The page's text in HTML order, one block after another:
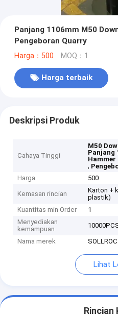
Panjang 1106mm M50
Pengeboran Quarry
Harga：500 MOQ：1
Harga terbaik
Deskripsi Produk
Cahaya Tinggi
M50
Panjang
Hammer
,
Harga
500
Kemasan rincian
Karton +
plastik)
Kuantitas min Order
1
Menyediakan
kemampuan
Nama merek SOLLROC
Lihat
Rincian